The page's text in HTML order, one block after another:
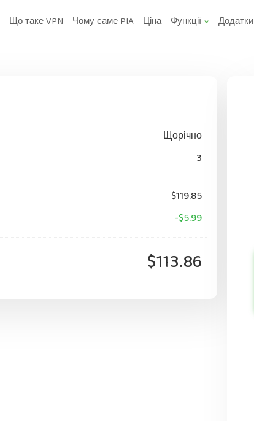
Що таке VPN Чому саме PIA Ціна Функції Додатки
Щорічно
3
$119.85
-$5.99
$113.86